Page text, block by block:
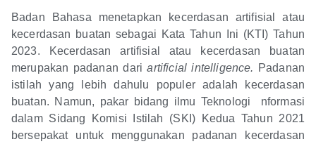
Badan Bahasa menetapkan kecerdasan artifisial atau
kecerdasan buatan sebagai Kata Tahun Ini (KTI) Tahun
2023. Kecerdasan artifisial atau kecerdasan buatan
merupakan padanan dariartificial intelligence. Padanan
istilah yang lebih dahulu populer adalah kecerdasan
buatan. Namun, pakar bidang ilmu Teknologi nformasi
dalam Sidang Komisi Istilah (SKI) Kedua Tahun 2021
bersepakat untuk menggunakan padanan kecerdasan